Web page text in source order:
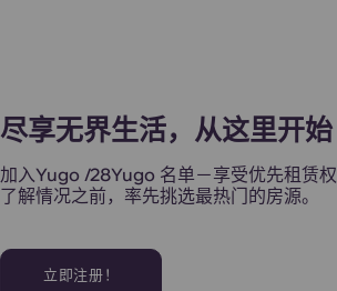
尽享无界生活，从这里开始
加入Yugo /28Yugo 名单－享受优先租赁
了解情况之前，率先挑选最热门的房源。
立即注册！